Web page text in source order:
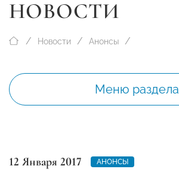
НОВОСТИ
Новости Анонсы
Меню раздела
12 Января 2017 АНОНСЫ